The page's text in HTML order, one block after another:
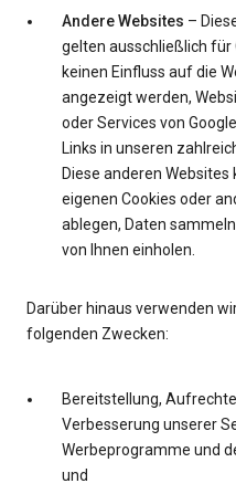
Andere Websites –
gelten ausschließlich für
keinen Einfluss auf die
angezeigt werden,
oder Services von
Links in unseren
Diese anderen
eigenen Cookies oder
ablegen, Daten
von Ihnen einholen.
Darüber hinaus verwenden
folgenden Zwecken:
Bereitstellung,
Verbesserung unserer
Werbeprogramme und
und